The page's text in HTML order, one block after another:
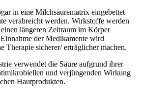
in eine Milchsäurematrix eingebettet
verabreicht werden. Wirkstoffe werden
längeren Zeitraum im Körper
der Medikamente wird
Therapie sicherer/ erträglicher machen.
verwendet die Säure aufgrund ihrer
und verjüngenden Wirkung
Hautprodukten.